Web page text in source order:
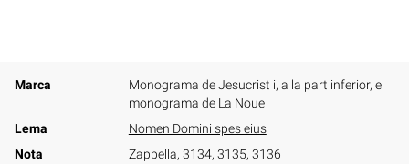
Marca
Monograma de Jesucrist i, a la part inferior, el
monograma de La Noue
Lema
Nomen Domini spes eius
Nota
Zappella, 3134, 3135, 3136